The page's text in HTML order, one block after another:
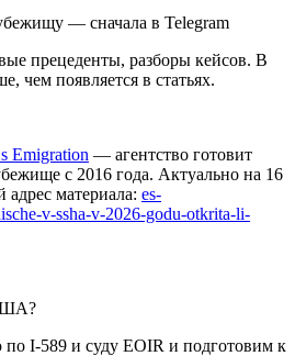
— сначала в Telegram
прецеденты, разборы кейсов. В
чем появляется в статьях.
Emigration — агентство готовит
с 2016 года. Актуально на 16
материала: es-
v-ssha-v-2026-godu-otkrita-li-
I-589 и суду EOIR и подготовим к